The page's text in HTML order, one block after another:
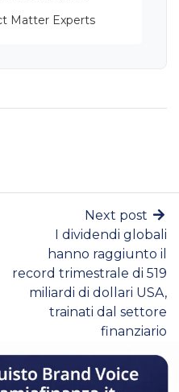
Matter Experts
Next post
I dividendi globali
hanno raggiunto il
record trimestrale di 519
miliardi di dollari USA,
trainati dal settore
finanziario